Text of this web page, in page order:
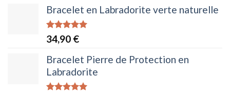
Bracelet en Labradorite verte naturelle
Note5.00
sur 5
34,90 €
Bracelet Pierre de Protection en
Labradorite